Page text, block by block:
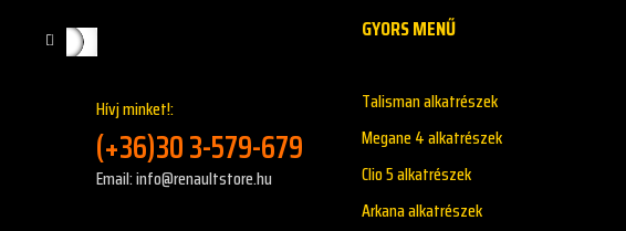
Hívj minket!:
(+36)30 3-579-679
Email: info@renaultstore.hu
GYORS MENŰ
Talisman alkatrészek
Megane 4 alkatrészek
Clio 5 alkatrészek
Arkana alkatrészek